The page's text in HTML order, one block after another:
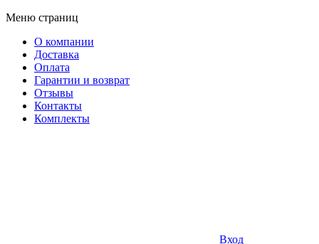
Меню страниц
О компании
Доставка
Оплата
Гарантии и возврат
Отзывы
Контакты
Комплекты
Вход